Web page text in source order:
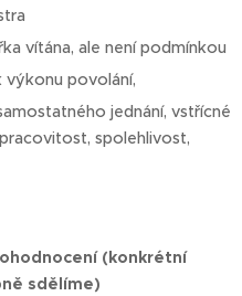
vítána, ale není podmínkou
povolání,
jednání, vstřícné
spolehlivost,
(konkrétní
sdělíme)